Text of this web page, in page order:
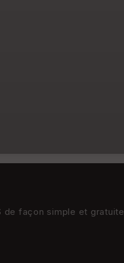
de façon simple et gratuite